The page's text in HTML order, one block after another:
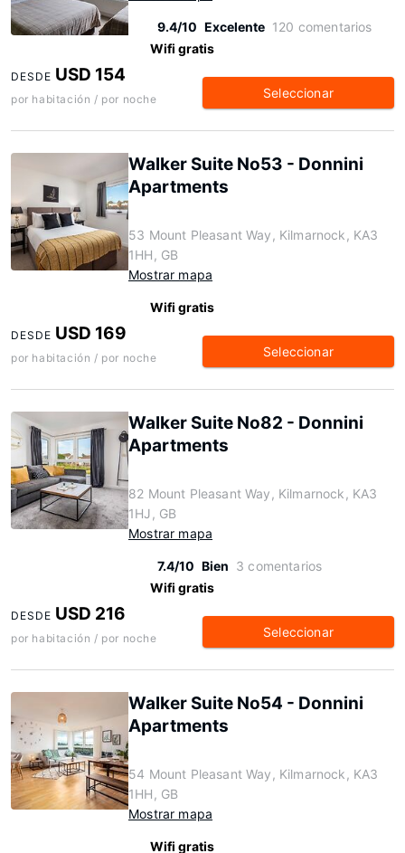
9.4/10 Excelente 120 comentarios
Wifi gratis
DESDE USD 154
por habitación / por noche Seleccionar
Walker Suite No53 - Donnini
Apartments
53 Mount Pleasant Way, Kilmarnock, KA3
1HH, GB
Mostrar mapa
Wifi gratis
DESDE USD 169
por habitación / por noche Seleccionar
Walker Suite No82 - Donnini
Apartments
82 Mount Pleasant Way, Kilmarnock, KA3
1HJ, GB
Mostrar mapa
7.4/10 Bien 3 comentarios
Wifi gratis
DESDE USD 216
por habitación / por noche Seleccionar
Walker Suite No54 - Donnini
Apartments
54 Mount Pleasant Way, Kilmarnock, KA3
1HH, GB
Mostrar mapa
Wifi gratis